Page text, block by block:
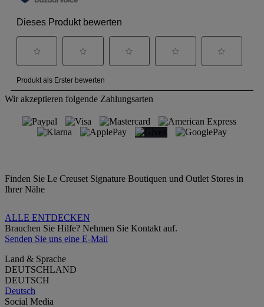
Wir akzeptieren folgende Zahlungsarten
Finden Sie Le Creuset Signature Boutiquen und Outlet Stores in
Ihrer Nähe
ALLE ENTDECKEN
Brauchen Sie Hilfe? Nehmen Sie Kontakt auf.
Senden Sie uns eine E-Mail
Land & Sprache
DEUTSCHLAND
DEUTSCH
Deutsch
Social Media